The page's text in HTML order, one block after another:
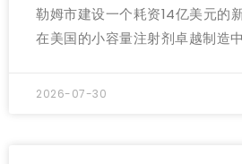
勒姆市建设一个耗资14亿美元的
在美国的小容量注射剂卓越制造中
2026-07-30